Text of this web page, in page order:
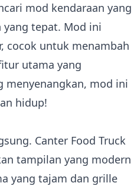
mod kendaraan yang
yang tepat. Mod ini
cocok untuk menambah
utama yang
menyenangkan, mod ini
hidup!
Canter Food Truck
tampilan yang modern
yang tajam dan grille